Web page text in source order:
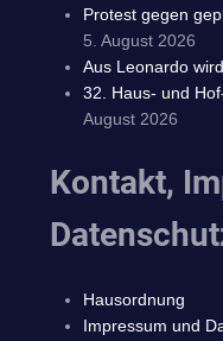
Protest gegen
5. August 2026
Aus Leonardo
32. Haus- und
August 2026
Kontakt,
Hausordnung
Impressum und